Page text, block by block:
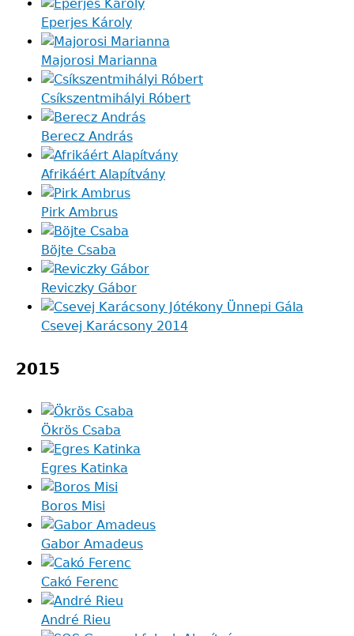
Eperjes Károly
Majorosi Marianna
Csíkszentmihályi Róbert
Berecz András
Afrikáért Alapítvány
Pirk Ambrus
Böjte Csaba
Reviczky Gábor
Csevej Karácsony 2014
2015
Ökrös Csaba
Egres Katinka
Boros Misi
Gabor Amadeus
Cakó Ferenc
André Rieu